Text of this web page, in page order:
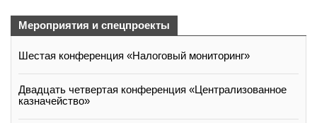
Мероприятия и спецпроекты
Шестая конференция «Налоговый мониторинг»
Двадцать четвертая конференция «Централизованное
казначейство»